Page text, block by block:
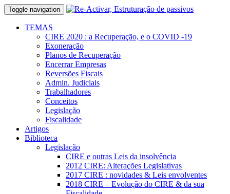
Toggle navigation
TEMAS
CIRE 2020 : a Recuperação, e o COVID -19
Exoneração
Planos de Recuperação
Encerrar Empresas
Reversões Fiscais
Admin. Judiciais
Trabalhadores
Conceitos
Legislação
Fiscalidade
Artigos
Biblioteca
Legislação
CIRE e outras Leis da insolvência
2012 CIRE: Alterações Legislativas
2017 CIRE : novidades & Leis envolventes
2018 CIRE – Evolução do CIRE & da sua